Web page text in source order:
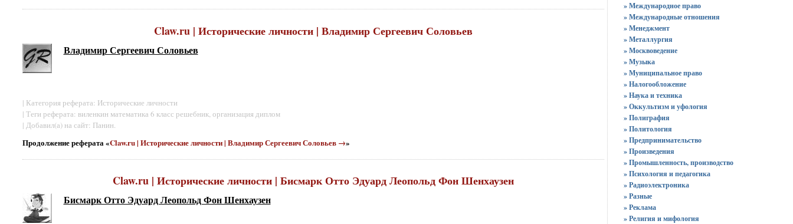
Claw.ru | Исторические личности | Владимир Сергеевич Соловьев
Владимир Сергеевич Соловьев
| Категория реферата: Исторические личности
| Теги реферата: виленкин математика 6 класс решебник, организация диплом
| Добавил(а) на сайт: Панин.
Продолжение реферата «Claw.ru | Исторические личности | Владимир Сергеевич Соловьев →»
Claw.ru | Исторические личности | Бисмарк Отто Эдуард Леопольд Фон Шенхаузен
Бисмарк Отто Эдуард Леопольд Фон Шенхаузен
» Международное право
» Международные отношения
» Менеджмент
» Металлургия
» Москвоведение
» Музыка
» Муниципальное право
» Налогообложение
» Наука и техника
» Оккультизм и уфология
» Полиграфия
» Политология
» Предпринимательство
» Произведения
» Промышленность, производство
» Психология и педагогика
» Радиоэлектроника
» Разные
» Реклама
» Религия и мифология